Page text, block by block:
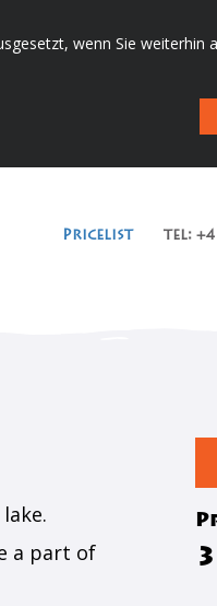
wenn Sie weiterhin
Pricelist tel:
a part of